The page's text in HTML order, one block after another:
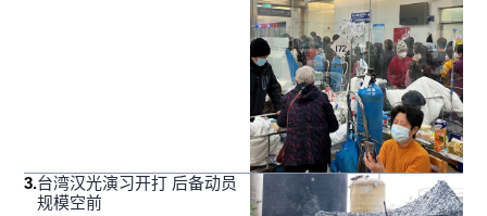
3.台湾汉光演习开打 后备动员
规模空前